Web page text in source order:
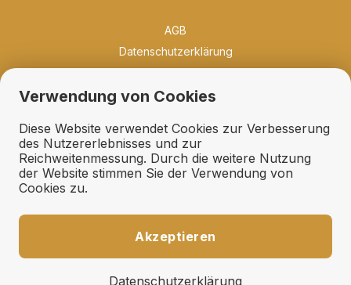
AGB
Datenschutzerklärung
Philosophie
Neuigkeiten
Qualität und Erhaltung
Erhaltungsfächer
Geschenkideen
Expertisen und Schätzungen
Fehllisten und Suchdienst
Verwendung von Cookies
Diese Website verwendet Cookies zur Verbesserung
des Nutzererlebnisses und zur
Reichweitenmessung. Durch die weitere Nutzung
der Website stimmen Sie der Verwendung von
Cookies zu.
Akzeptieren
Datenschutzerklärung